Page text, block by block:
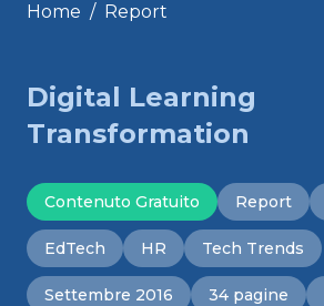
Home / Report
Digital Learning
Transformation
Contenuto Gratuito Report
EdTech HR Tech Trends
Settembre 2016 34 pagine